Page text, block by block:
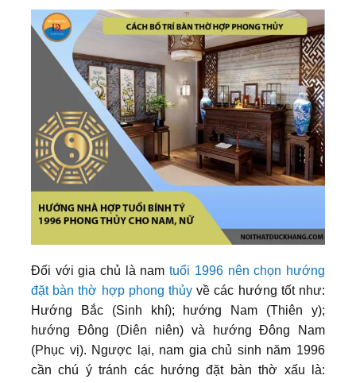
Đối với gia chủ là namtuổi 1996 nên chọn hướng
đặt bàn thờ hợp phong thủy về các hướng tốt như:
Hướng Bắc (Sinh khí); hướng Nam (Thiên y);
hướng Đông (Diên niên) và hướng Đông Nam
(Phục vị). Ngược lại, nam gia chủ sinh năm 1996
cần chú ý tránh các hướng đặt bàn thờ xấu là: